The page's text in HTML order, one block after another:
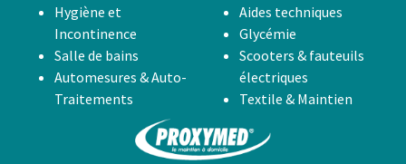
Hygiène et
Incontinence
Salle de bains
Automesures & Auto-
Traitements
Aides techniques
Glycémie
Scooters & fauteuils
électriques
Textile & Maintien